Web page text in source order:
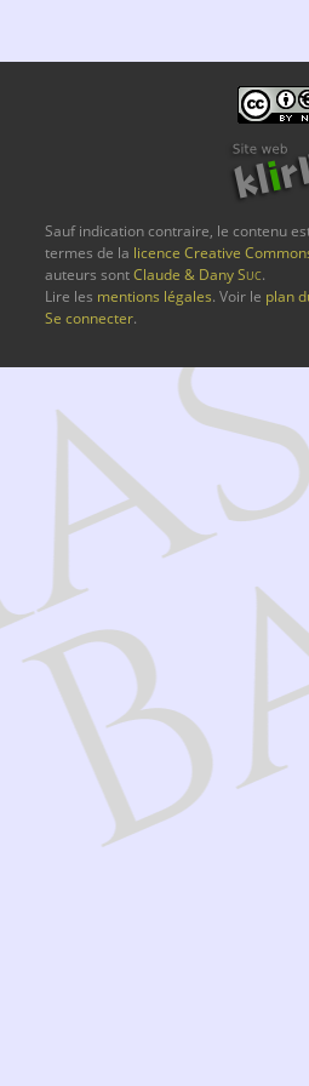
Sauf indication contraire, le contenu
termes de la licence Creative
auteurs sontClaude & DanySuc.
Lire les mentions légales. Voir le plan
Se connecter.